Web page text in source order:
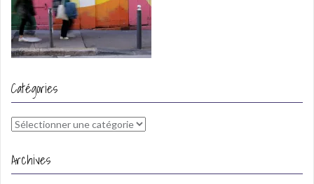
Catégories
Catégories
Archives